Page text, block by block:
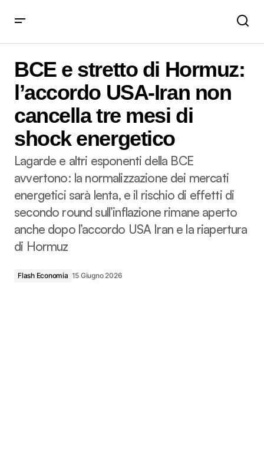
tre mesi di shock energetico
BCE e stretto di Hormuz:
l’accordo USA-Iran non
cancella tre mesi di
shock energetico
Lagarde e altri esponenti della BCE
avvertono: la normalizzazione dei mercati
energetici sarà lenta, e il rischio di effetti di
secondo round sull’inflazione rimane aperto
anche dopo l’accordo USA Iran e la riapertura
di Hormuz
Flash Economia 15 Giugno 2026